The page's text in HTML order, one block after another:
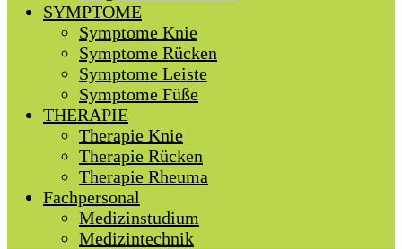
SYMPTOME
Symptome Knie
Symptome Rücken
Symptome Leiste
Symptome Füße
THERAPIE
Therapie Knie
Therapie Rücken
Therapie Rheuma
Fachpersonal
Medizinstudium
Medizintechnik